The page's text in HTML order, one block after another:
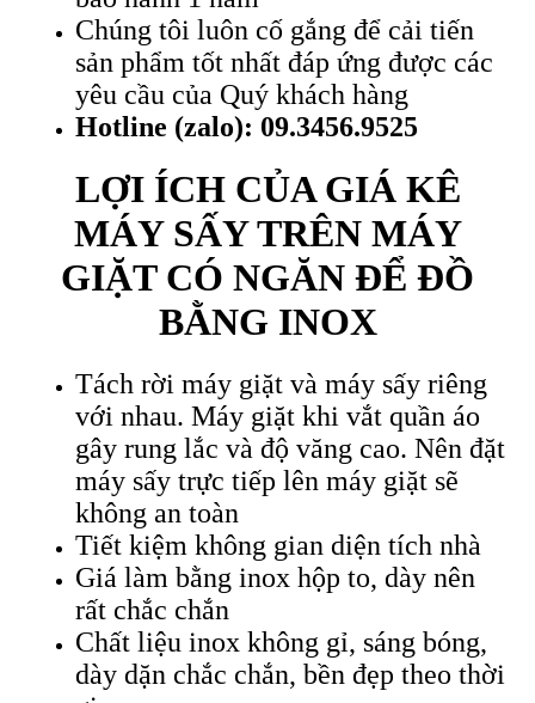
Chúng tôi luôn cố gắng để cải tiến
sản phẩm tốt nhất đáp ứng được các
yêu cầu của Quý khách hàng
Hotline (zalo): 09.3456.9525
LỢI ÍCH CỦA GIÁ KÊ
MÁY SẤY TRÊN MÁY
GIẶT CÓ NGĂN ĐỂ ĐỒ
BẰNG INOX
Tách rời máy giặt và máy sấy riêng
với nhau. Máy giặt khi vắt quần áo
gây rung lắc và độ văng cao. Nên đặt
máy sấy trực tiếp lên máy giặt sẽ
không an toàn
Tiết kiệm không gian diện tích nhà
Giá làm bằng inox hộp to, dày nên
rất chắc chắn
Chất liệu inox không gỉ, sáng bóng,
dày dặn chắc chắn, bền đẹp theo thời